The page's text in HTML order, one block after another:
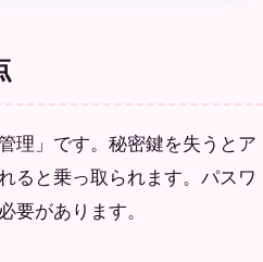
理」です。秘密鍵を失うとア
ると乗っ取られます。パスワ
要があります。